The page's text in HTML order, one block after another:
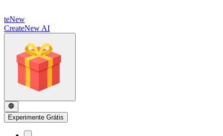
teNew
CreateNew AI
Experimente Grátis